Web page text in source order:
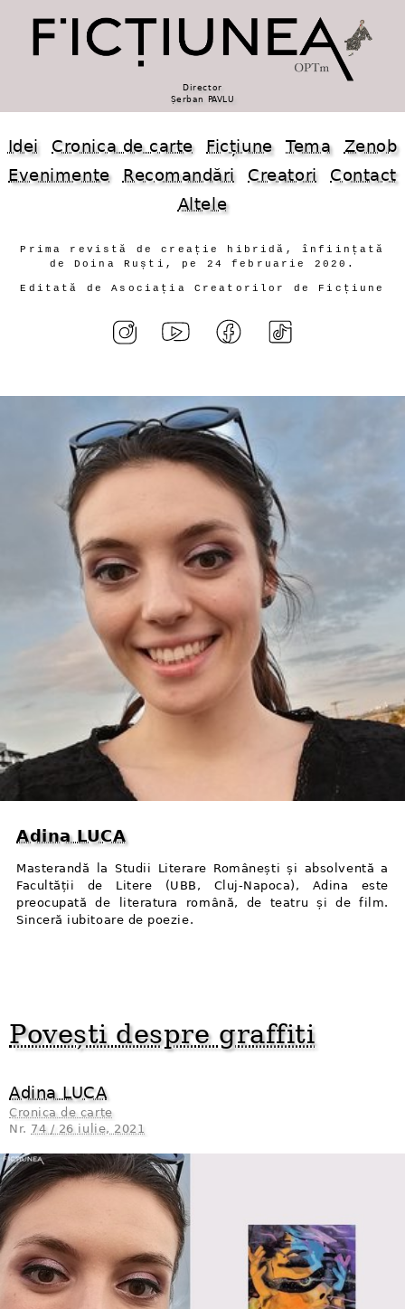
Director
Șerban PAVLU
Idei Cronica de carte Ficțiune Tema
Zenob
Evenimente
Recomandări Creatori
Contact
Altele
Prima revistă de creație hibridă, înființată
de Doina Ruști, pe 24 februarie 2020.
Editată de Asociația Creatorilor de Ficțiune
Adina LUCA
Masterandă la Studii Literare Românești și absolventă a
Facultății de Litere (UBB, Cluj-Napoca), Adina este
preocupată de literatura română, de teatru și de film.
Sinceră iubitoare de poezie.
Povești despre graffiti
Adina LUCA
Cronica de carte
Nr. 74 / 26 iulie, 2021